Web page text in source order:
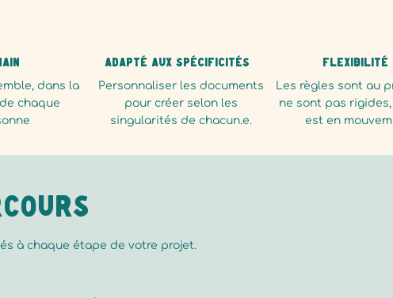
dans la
chaque
Adapté aux spécificités
Personnaliser les documents
pour créer selon les
singularités de chacun.e.
Flexibilité
Les règles sont au
ne sont pas
est en
à chaque étape de votre projet.